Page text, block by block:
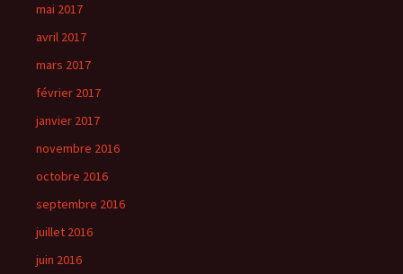
mai 2017
avril 2017
mars 2017
février 2017
janvier 2017
novembre 2016
octobre 2016
septembre 2016
juillet 2016
juin 2016